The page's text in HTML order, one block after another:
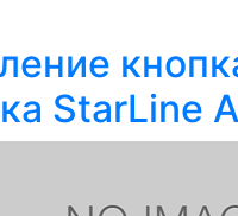
StarLine